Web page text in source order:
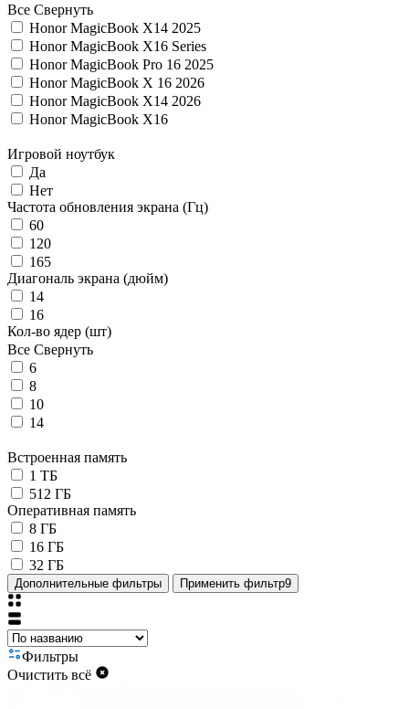
Все Свернуть
Honor MagicBook X14 2025
Honor MagicBook X16 Series
Honor MagicBook Pro 16 2025
Honor MagicBook X 16 2026
Honor MagicBook X14 2026
Honor MagicBook X16
Игровой ноутбук
Да
Нет
Частота обновления экрана (Гц)
60
120
165
Диагональ экрана (дюйм)
14
16
Кол-во ядер (шт)
Все Свернуть
6
8
10
14
Встроенная память
1 ТБ
512 ГБ
Оперативная память
8 ГБ
16 ГБ
32 ГБ
Дополнительные фильтры Применить фильтр9
Фильтры
Очистить всё